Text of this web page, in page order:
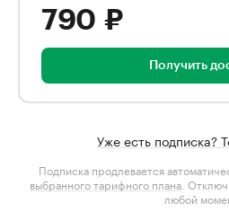
790 ₽
Получить
Уже есть подписка?
Подписка продлевается
выбранного тарифного плана .
любой